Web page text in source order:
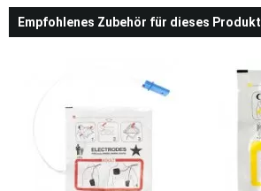
Empfohlenes Zubehör für dieses Produkt